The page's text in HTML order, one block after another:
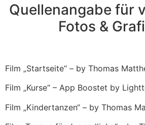
Quellenangabe für
Fotos &
Film „Startseite“ – by Thomas
Film „Kurse“ – App Boostet by
Film „Kindertanzen“ – by Thomas